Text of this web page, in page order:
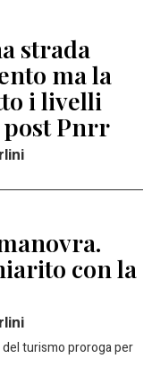
strada
ma la
i livelli
post Pnrr
con la
turismo proroga per